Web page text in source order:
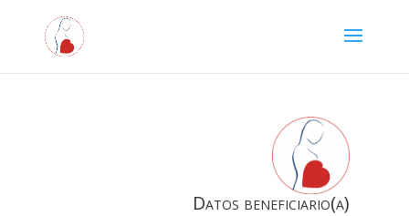
Datos beneficiario(a)